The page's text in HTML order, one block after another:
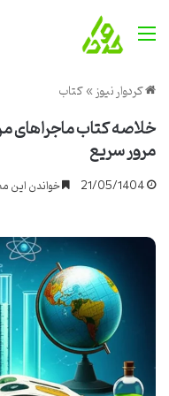
منو
کردوار نیوز»کتاب
خلاصه کتاب ماجراهای
مرور سریع
21/05/1404 خواندن این مطلب 15 دقیقه